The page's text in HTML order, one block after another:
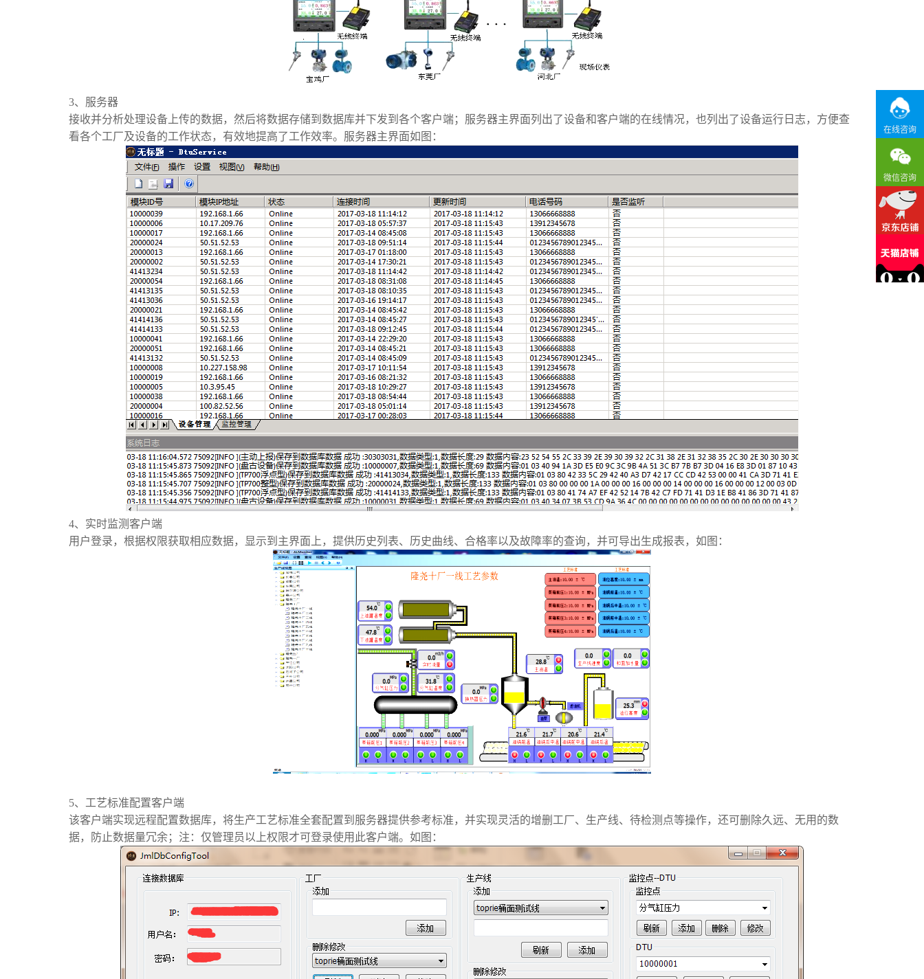
3、服务器
接收并分析处理设备上传的数据，然后将数据存储到数据库并下发到各个客户端；服务器主界面列出了设备和客户端的在线情况，也列出了设备运行日志，方便查
看各个工厂及设备的工作状态，有效地提高了工作效率。服务器主界面如图：
4、实时监测客户端
用户登录，根据权限获取相应数据，显示到主界面上，提供历史列表、历史曲线、合格率以及故障率的查询，并可导出生成报表，如图：
5、工艺标准配置客户端
该客户端实现远程配置数据库，将生产工艺标准全套配置到服务器提供参考标准，并实现灵活的增删工厂、生产线、待检测点等操作，还可删除久远、无用的数
据，防止数据量冗余；注：仅管理员以上权限才可登录使用此客户端。如图：
在线咨询
微信咨询